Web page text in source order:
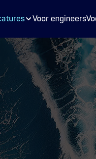
Voor engineers